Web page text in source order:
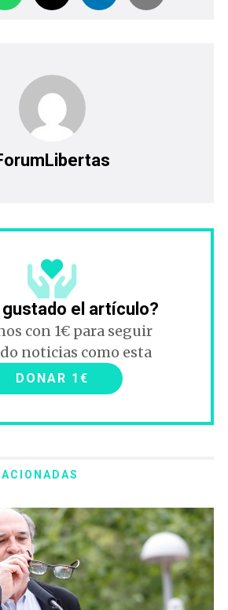
gustado el artículo?
con 1€ para seguir
noticias como esta
DONAR 1€